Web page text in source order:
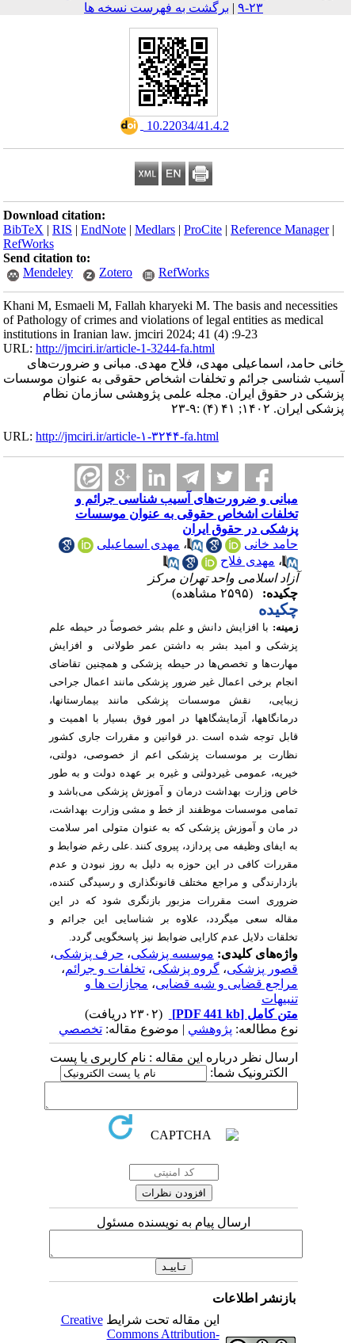
۲۳-۹
| برگشت به فهرست نسخه ها
‎ 10.22034/41.4.2
Download citation:
BibTeX |RIS |EndNote |Medlars |ProCite |Reference Manager
RefWorks
Send citation to:
Mendeley
Zotero RefWorks
Khani M, Esmaeli M, Fallah kharyeki M. The basis and necessities
of Pathology of crimes and violations of legal entities as medical
institutions in Iranian law. jmciri 2024; 41 (4) :9-23
URL:http://jmciri.ir/article-1-3244-fa.html
خانی حامد، اسماعیلی مهدی، فلاح مهدی. مبانی و ضرورت‌های
آسیب شناسی جرائم و تخلفات اشخاص حقوقی به عنوان موسسات
پزشکی در حقوق ایران. مجله علمی پژوهشی سازمان نظام
پزشکی ایران. ۱۴۰۲; ۴۱ (۴) :۹-۲۳
URL:http://jmciri.ir/article-۱-۳۲۴۴-fa.html
مبانی و ضرورت‌های آسیب شناسی جرائم و
تخلفات اشخاص حقوقی به عنوان موسسات
پزشکی در حقوق ایران
حامد خانی
،مهدی اسماعیلی
،مهدی فلاح
آزاد اسلامی واحد تهران مرکز
چکیده:
چکیده
زمینه: با افزایش دانش و علم بشر خصوصاً در حیطه علم
پزشکی و امید بشر داشتن عمر طولانی
افزایش
مهارتها و تخصصها در حیطه پزشکی و همچنین تقاضای
انجام برخی اعمال غیر ضرور پزشکی مانند اعمال جراحی
زیبایی،
نقش موسسات پزشکی مانند
بیمارستان‏ها،
درمانگاه‏ها، آزمایشگاه‏ها در امور فوق بسیار اهمیت و
قابل توجه شده است.در قوانین و مقررات جاری
کشور
نظارت بر موسسات پزشکی اعم خصوصی، دولتی،
خیریه، عمومی غیر‏دولتی و غیره بر عهده دولت و به
طور
خاص وزارت بهداشت درمان و آموزش پزشکی میباشد و
تمامی موسسات موظفند از خط و مشی وزارت بهداشت،
در مان و آموزش پزشکی که به عنوان متولی امر سلامت
به ایفای وظیفه می پردازد، پیروی کنند.علی رغم ضوابط و
مقررات کافی در این حوزه به دلیل به روز نبودن و عدم
بازدارندگی و مراجع مختلف قانونگذاری و رسیدگی کننده،
ضروری است مقررات مزبور بازنگری شود که در
این
مقاله
سعی می‏گردد، علاوه بر شناسایی این جرائم
تخلقات دلایل عدم کارایی ضوابط نیز پاسخگویی گردد.
واژه‌های کلیدی:موسسه پزشکی،حرف پزشکی،
قصور پزشکی،گروه پزشکی،تخلفات و جرائم،
مراجع قضایی و شبه قضایی،مجازات ها و
تنبیهات
متن کامل[PDF 441 kb]
نوع مطالعه:پژوهشي| موضوع مقاله:تخصصي
ارسال نظر درباره این مقاله : نام کاربری یا پست
الکترونیک شما:
ارسال پیام به نویسنده مسئول
بازنشر اطلاعات
این مقاله تحت شرایطCreative
Commons Attribution-